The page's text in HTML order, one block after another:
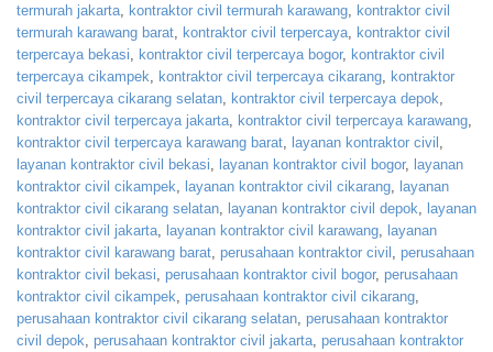
termurah jakarta kontraktor civil termurah karawang kontraktor civil
termurah karawang barat kontraktor civil terpercaya kontraktor civil
terpercaya bekasi
kontraktor civil terpercaya bogor, kontraktor civil
terpercaya cikampek
kontraktor civil terpercaya cikarang kontraktor
civil terpercaya cikarang selatan kontraktor civil terpercaya depok
kontraktor civil terpercaya jakarta kontraktor civil terpercaya karawang
kontraktor civil terpercaya karawang barat layanan kontraktor civil
layanan kontraktor civil bekasi
layanan kontraktor civil bogor, layanan
kontraktor civil cikampek
layanan kontraktor civil cikarang layanan
kontraktor civil cikarang selatan layanan kontraktor civil depok
layanan
kontraktor civil jakarta layanan kontraktor civil karawang layanan
kontraktor civil karawang barat perusahaan kontraktor civil perusahaan
kontraktor civil bekasi perusahaan kontraktor civil bogor, perusahaan
kontraktor civil cikampek perusahaan kontraktor civil cikarang
perusahaan kontraktor civil cikarang selatan perusahaan kontraktor
civil depok perusahaan kontraktor civil jakarta perusahaan kontraktor